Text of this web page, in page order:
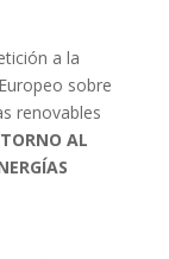
a la
sobre
renovables
AL